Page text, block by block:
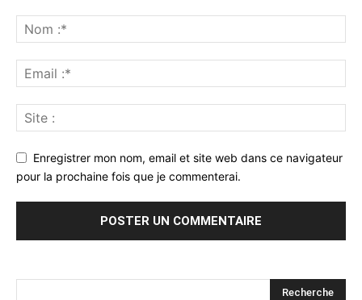
Enregistrer mon nom, email et site web dans ce navigateur
pour la prochaine fois que je commenterai.